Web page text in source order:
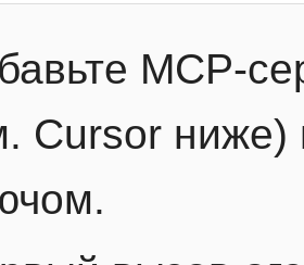
MCP-
Cursor ниже)